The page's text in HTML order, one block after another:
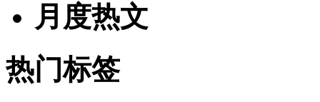
月度热文
热门标签